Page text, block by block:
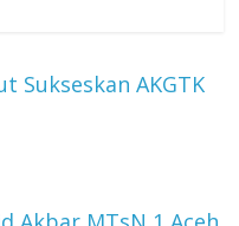
Sukseskan AKGTK